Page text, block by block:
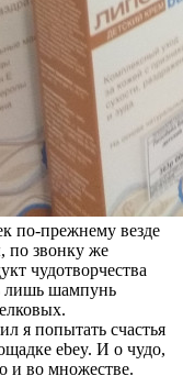
по-прежнему везде
по звонку же
чудотворчества
лишь шампунь
я попытать счастья
ebey. И о чудо,
и во множестве.